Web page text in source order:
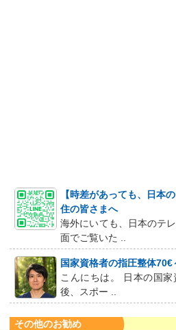
【時差があっても、日本
住の皆さまへ
海外にいても、日本のテ
面でご覧いた ..
国家資格者の指圧整体70€
こんにちは。 日本の国
後、スポー ..
その他のお勧め